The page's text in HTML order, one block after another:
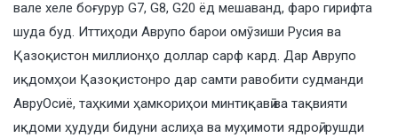
вале хеле боғурур G7, G8, G20 ёд мешаванд, фаро гирифта
шуда буд. Иттиҳоди Аврупо барои омӯзиши Русия ва
Қазоқистон миллионҳо доллар сарф кард. Дар Аврупо
иқдомҳои Қазоқистонро дар самти равобити судманди
АвруОсиё, таҳкими ҳамкориҳои минтиқавӣ ва тақвияти
иқдоми ҳудуди бидуни аслиҳа ва муҳимоти ядроӣ, рушди